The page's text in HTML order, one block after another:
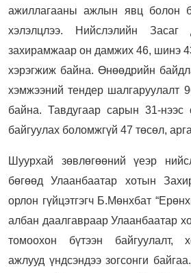
ажиллагааны ажлын явц болон
хэлэлцлээ. Нийслэлийн
захирамжаар он дамжих 46, шинэ
хэрэгжиж байна. Өнөөдрийн
хэмжээний тендер шалгаруулалт
байна. Тавдугаар сарын 31-нээс
байгуулах боломжгүй 47 төсөл,
Шуурхай зөвлөгөөний үеэр
бөгөөд Улаанбаатар хотын
орлон гүйцэтгэгч Б.Мөнхбат
албан даалгавраар Улаанбаатар
томоохон бүтээн байгуулалт,
ажлууд үндсэндээ зогсонги